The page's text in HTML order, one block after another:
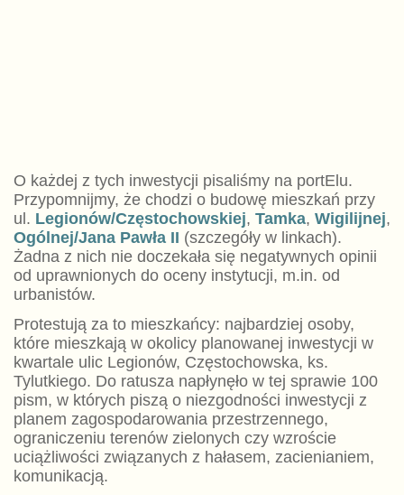
O każdej z tych inwestycji pisaliśmy na portElu.
Przypomnijmy, że chodzi o budowę mieszkań przy
ul. Legionów/Częstochowskiej, Tamka, Wigilijnej,
Ogólnej/Jana Pawła II (szczegóły w linkach).
Żadna z nich nie doczekała się negatywnych opinii
od uprawnionych do oceny instytucji, m.in. od
urbanistów.
Protestują za to mieszkańcy: najbardziej osoby,
które mieszkają w okolicy planowanej inwestycji w
kwartale ulic Legionów, Częstochowska, ks.
Tylutkiego. Do ratusza napłynęło w tej sprawie 100
pism, w których piszą o niezgodności inwestycji z
planem zagospodarowania przestrzennego,
ograniczeniu terenów zielonych czy wzroście
uciążliwości związanych z hałasem, zacienianiem,
komunikacją.